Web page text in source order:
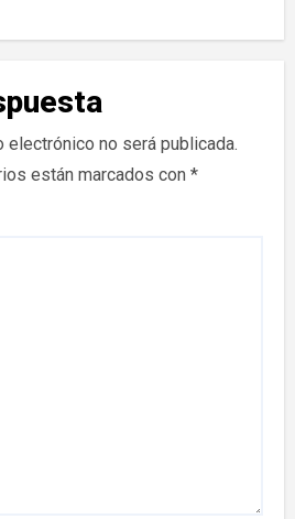
electrónico no será publicada.
están marcados con *